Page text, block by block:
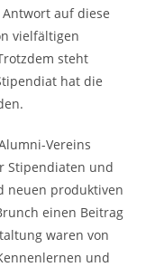
auf diese
vielfältigen
steht
hat die
Vereins
Stipendiaten und
neuen produktiven
einen Beitrag
waren von
und